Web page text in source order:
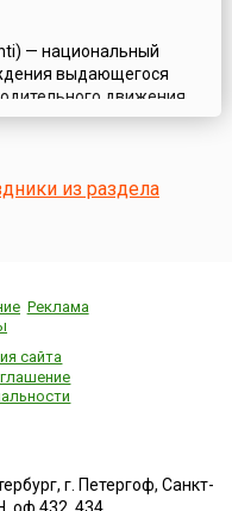
— национальный
выдающегося
движения
Ганди (англ.
одним из трех
из раздела
Реклама
сайта
г. Петергоф, Санкт-
оф.432, 434